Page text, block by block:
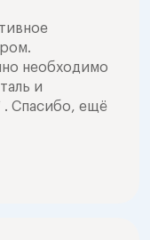
необходимо
и
. Спасибо, ещё